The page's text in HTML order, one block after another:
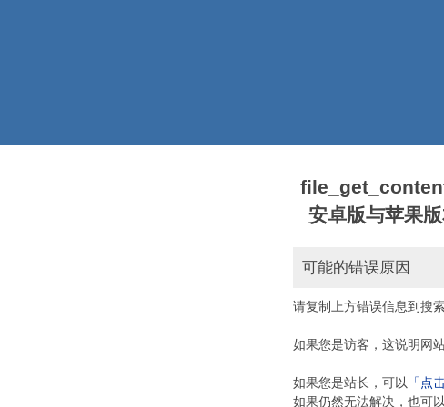
安卓版与苹果
可能的错误原因
请复制上方错误信息到搜
如果您是访客，这说明网
如果您是站长，可以 「点
如果仍然无法解决，也可